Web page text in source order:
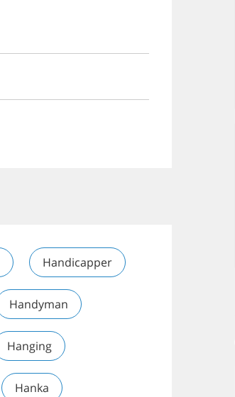
Handicapper
Handyman
Hanging
Hanka